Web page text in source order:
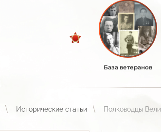
База ветеранов
Исторические статьи Полководцы